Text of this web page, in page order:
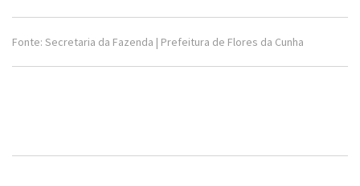
Fonte: Secretaria da Fazenda | Prefeitura de Flores da Cunha